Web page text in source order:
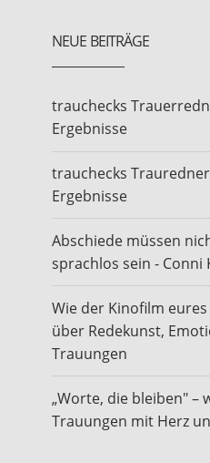
NEUE BEITRÄGE
trauchecks
Ergebnisse
trauchecks
Ergebnisse
Abschiede müssen
sprachlos sein -
Wie der Kinofilm eures
über Redekunst,
Trauungen
„Worte, die bleiben" –
Trauungen mit Herz